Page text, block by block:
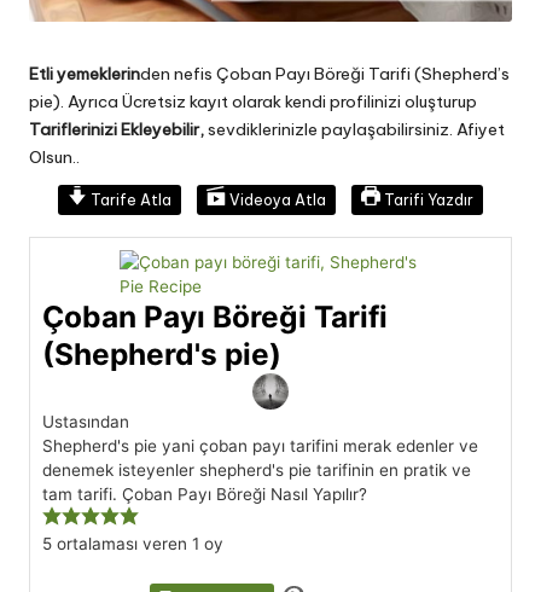
Etli yemeklerinden nefis Çoban Payı Böreği Tarifi (Shepherd’s
pie). Ayrıca Ücretsiz kayıt olarak kendi profilinizi oluşturup
Tariflerinizi Ekleyebilir,sevdiklerinizle paylaşabilirsiniz. Afiyet
Olsun..
Tarife Atla Videoya Atla Tarifi Yazdır
Çoban Payı Böreği Tarifi
(Shepherd's pie)
Ustasından
Shepherd's pie yani çoban payı tarifini merak edenler ve
denemek isteyenler shepherd's pie tarifinin en pratik ve
tam tarifi. Çoban Payı Böreği Nasıl Yapılır?
5 ortalaması veren 1 oy